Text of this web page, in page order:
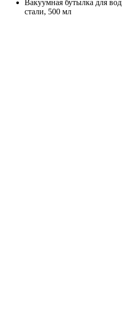
Вакуумная бутылка для
стали, 500 мл